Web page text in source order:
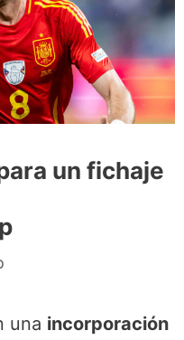
un fichaje
una incorporación